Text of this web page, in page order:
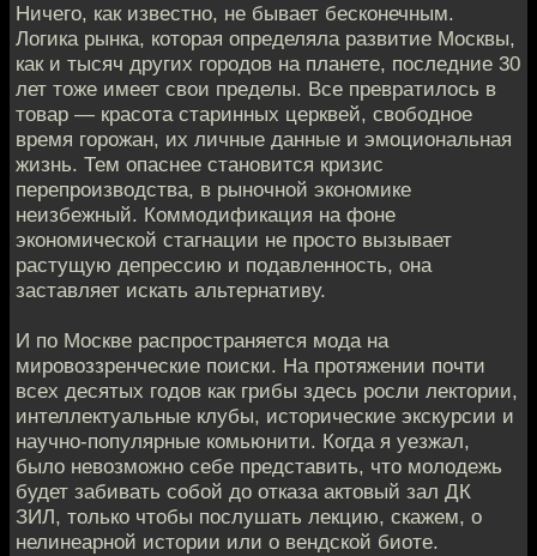
Ничего, как известно, не бывает бесконечным.
Логика рынка, которая определяла развитие Москвы,
как и тысяч других городов на планете, последние 30
лет тоже имеет свои пределы. Все превратилось в
товар — красота старинных церквей, свободное
время горожан, их личные данные и эмоциональная
жизнь. Тем опаснее становится кризис
перепроизводства, в рыночной экономике
неизбежный. Коммодификация на фоне
экономической стагнации не просто вызывает
растущую депрессию и подавленность, она
заставляет искать альтернативу.
И по Москве распространяется мода на
мировоззренческие поиски. На протяжении почти
всех десятых годов как грибы здесь росли лектории,
интеллектуальные клубы, исторические экскурсии и
научно-популярные комьюнити. Когда я уезжал,
было невозможно себе представить, что молодежь
будет забивать собой до отказа актовый зал ДК
ЗИЛ, только чтобы послушать лекцию, скажем, о
нелинеарной истории или о вендской биоте.